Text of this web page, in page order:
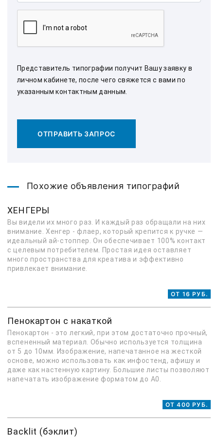
Представитель типографии получит Вашу заявку в
личном кабинете, после чего свяжется с вами по
указанным контактным данным.
ОТПРАВИТЬ ЗАПРОС
Похожие объявления типографий
ХЕНГЕРЫ
Вы видели их много раз. И каждый раз обращали на них
внимание. Хенгер - флаер, который крепится к ручке —
идеальный ай-стоппер. Он обеспечивает 100% контакт
с целевым потребителем. Простая идея оставляет
много пространства для креатива и эффективно
привлекает внимание.
ОТ 16 РУБ.
Пенокартон с накаткой
Пенокартон - это легкий, при этом достаточно прочный,
вспененный материал. Обычно используется толщина
от 5 до 10мм. Изображение, напечатанное на жесткой
основе, можно использовать как инфостенд, афишу и
даже как настенную картину. Большие листы позволяют
напечатать изображение форматом до А0.
ОТ 400 РУБ.
Backlit (бэклит)